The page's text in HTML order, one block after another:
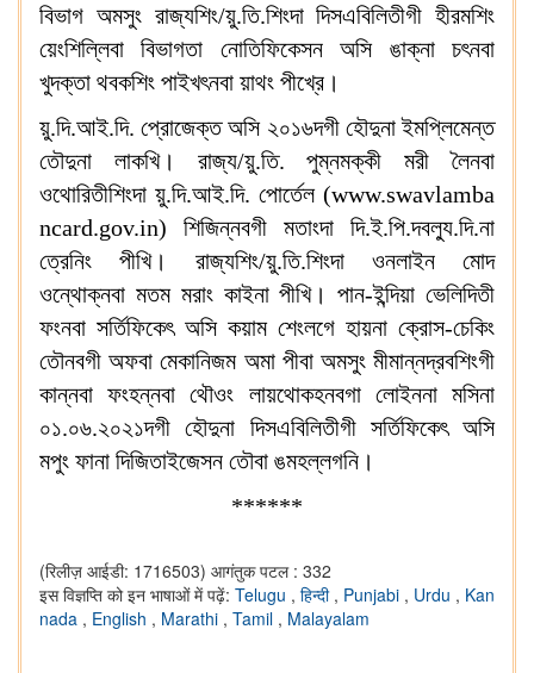
বিভাগ অমসুং রাজ্যশিং/য়ু.তি.শিংদা দিসএবিলিতীগী হীরমশিং
য়েংশিল্লিবা বিভাগতা নোতিফিকেসন অসি ঙাক্না চৎনবা
খুদক্তা থবকশিং পাইখৎনবা য়াথং পীখ্রে।
য়ু.দি.আই.দি. প্রোজেক্ত অসি ২০১৬দগী হৌদুনা ইমপ্লিমেন্ত
তৌদুনা লাকখি। রাজ্য/য়ু.তি. পুম্নমক্কী মরী লৈনবা
ওথোরিতীশিংদা য়ু.দি.আই.দি. পোর্তেল (www.swavlamba
ncard.gov.in) শিজিন্নবগী মতাংদা দি.ই.পি.দবল্যু.দি.না
ত্রেনিং পীখি। রাজ্যশিং/য়ু.তি.শিংদা ওনলাইন মোদ
ওন্থোক্নবা মতম মরাং কাইনা পীখি। পান-ইন্দিয়া ভেলিদিতী
ফংনবা সর্তিফিকেৎ অসি কয়াম শেংলগে হায়না ক্রোস-চেকিং
তৌনবগী অফবা মেকানিজম অমা পীবা অমসুং মীমান্নদ্রবশিংগী
কান্নবা ফংহন্নবা থৌওং লায়থোকহনবগা লোইননা মসিনা
০১.০৬.২০২১দগী হৌদুনা দিসএবিলিতীগী সর্তিফিকেৎ অসি
মপুং ফানা দিজিতাইজেসন তৌবা ঙমহল্লগনি।
******
(रिलीज़ आईडी: 1716503) आगंतुक पटल : 332
इस विज्ञप्ति को इन भाषाओं में पढ़ें: Telugu , हिन्दी , Punjabi , Urdu , Kan
nada , English , Marathi , Tamil , Malayalam